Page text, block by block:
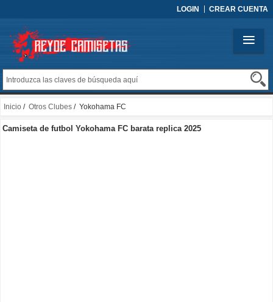
LOGIN CREAR CUENTA
Inicio / Otros Clubes / Yokohama FC
Camiseta de futbol Yokohama FC barata replica 2025